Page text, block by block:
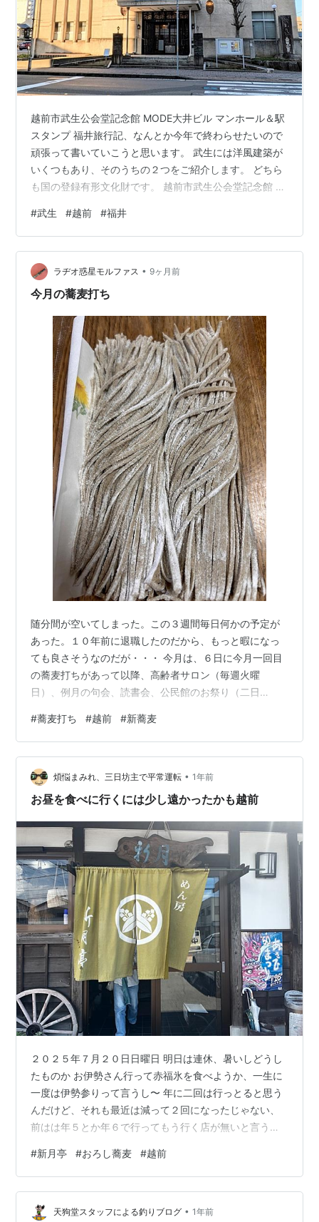
越前市武生公会堂記念館 MODE大井ビル マンホール＆駅
スタンプ 福井旅行記、なんとか今年で終わらせたいので
頑張って書いていこうと思います。 武生には洋風建築が
いくつもあり、そのうちの２つをご紹介します。 どちら
も国の登録有形文化財です。 越前市武生公会堂記念館 写
書かれています。 安政３年（1856）、人材育成の教育機
関である藩校「立教館（りっきょうかん）」が開設。 立
教館は明治２年（1869）の版籍奉還頃まで存続し、東京
府知事や帝国大学の初代総長等を歴任した渡邉洪基など
優れた人材を輩出しました。 立教館の閉校から６０年ほ
#武生 #越前 #福井
ラヂオ惑星モルファス • 9ヶ月前
今月の蕎麦打ち
随分間が空いてしまった。この３週間毎日何かの予定が
あった。１０年前に退職したのだから、もっと暇になっ
ても良さそうなのだが・・・ 今月は、６日に今月一回目
の蕎麦打ちがあって以降、高齢者サロン（毎週火曜
日）、例月の句会、読書会、公民館のお祭り（二日
宿泊研修（という名の会津旅行）、二月毎の句会（浦
和）、二回目の蕎麦打ち、下館の画塾へお手伝い・・・
という訳で、かなりヘトヘトになってしまった。ブログ
をアップされる方々の多くは毎日、またはそれに近いく
らい頻繁に更新されている。すごいなあ・・・と感心す
回目…
#蕎麦打ち #越前 #新蕎麦
煩悩まみれ、三日坊主で平常運転 • 1年前
お昼を食べに行くには少し遠かったかも越前
２０２５年７月２０日日曜日 明日は連休、暑いしどうし
たものか お伊勢さん行って赤福氷を食べようか、一生に
一度は伊勢参りって言うし〜 年に二回は行っとると思う
んだけど、それも最近は減って２回になったじゃない、
前はは年５とか年６で行ってもう行く店が無いと言うた
（５時起床）伊勢参りじゃー 翌日 朝７時起床 オワタ ＿|
￣|○ 伊勢は断念しまーす 身体はお出掛けモードなので
どこかランチに行こう❗️ どこでランチ？ 取り敢えず車に
乗ってから考える無策の夫婦 美味しそうな店を見つけて
#新月亭 #おろし蕎麦 #越前
天狗堂スタッフによる釣りブログ • 1年前